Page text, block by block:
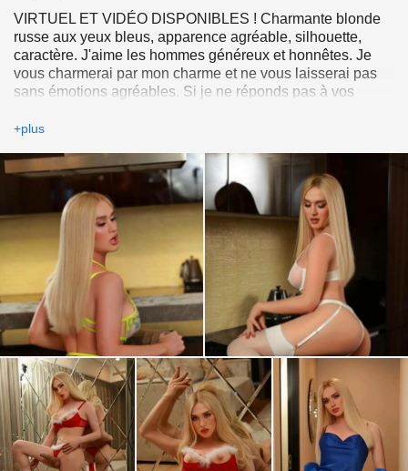
VIRTUEL ET VIDÉO DISPONIBLES ! Charmante blonde
russe aux yeux bleus, apparence agréable, silhouette,
caractère. J'aime les hommes généreux et honnêtes. Je
vous charmerai par mon charme et ne vous laisserai pas
sans émotions agréables. Si je ne réponds pas à vos
+plus